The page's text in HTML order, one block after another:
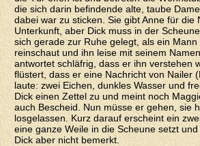
die sich darin befindende alte, taube
dabei war zu sticken. Sie gibt Anne für die
Unterkunft, aber Dick muss in der
sich gerade zur Ruhe gelegt, als ein
reinschaut und ihn leise mit seinem
antwortet schläfrig, dass er ihn verstehen
flüstert, dass er eine Nachricht von Nailer
laute: zwei Eichen, dunkles Wasser und
Dick einen Zettel zu und meint noch
auch Bescheid. Nun müsse er gehen, sie
losgelassen. Kurz darauf erscheint ein
eine ganze Weile in die Scheune setzt
Dick aber nicht bemerkt.